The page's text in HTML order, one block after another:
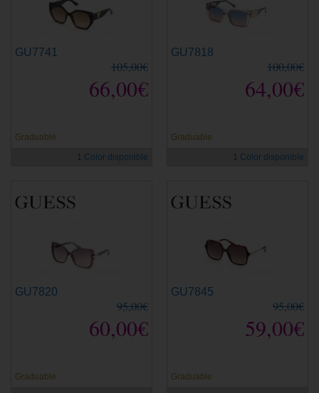
GU7741
105,00€
66,00€
Graduable
1 Color disponible
GU7818
100,00€
64,00€
Graduable
1 Color disponible
GU7820
95,00€
60,00€
Graduable
GU7845
95,00€
59,00€
Graduable